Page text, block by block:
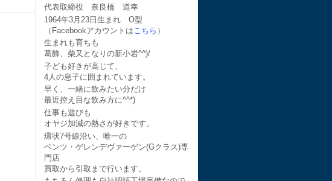
代表取締役 奈良橋 道幸
1964年3月23日生まれ O型
（Facebookアカウントは こちら ）
生まれも育ちも
葛飾、柴又となりの新小岩^^)/
子ども好きが高じて、
4人の息子に囲まれています。
早く、一緒に飲みたい分だけ
最近控え目な飲み方に^^*)
仕事も遊びも
オヤジ加減の熱さが好きです。
環状7号線沿い、唯一の
ベンツ・ゲレンデヴァーゲン(Gクラス)専
門店
買取から引取まで行います。